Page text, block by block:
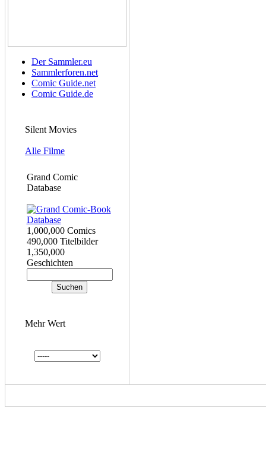
Der Sammler.eu
Sammlerforen.net
Comic Guide.net
Comic Guide.de
Silent Movies
Alle Filme
Grand Comic
Database
1,000,000 Comics
490,000 Titelbilder
1,350,000
Geschichten
Mehr Wert